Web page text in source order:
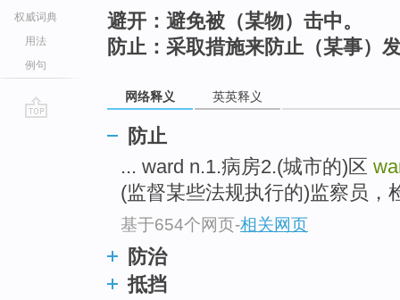
权威词典
用法
例句
避开：避免被（某物）击中。
防止：采取措施来防止（某事）
网络释义 英英释义
防止
... ward n.1.病房2.(城市的)区
(监督某些法规执行的)监察员，
基于654个网页-相关网页
防治
抵挡